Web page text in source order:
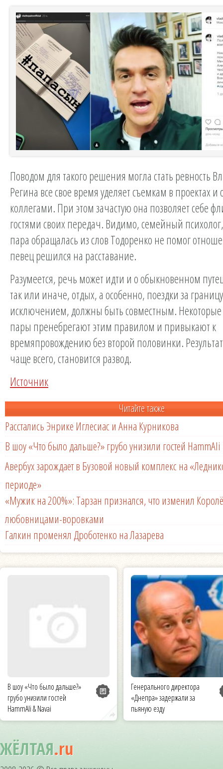
Поводом для такого решения могла стать ревность
Регина все свое время уделяет съемкам в проектах
коллегами. При этом зачастую она позволяет себе
гостями своих передач. Видимо, семейный
пара обращалась из слов Тодоренко не помог
певец решился на расставание.
Разумеется, речь может идти и о обыкновенном
так или иначе, отдых, а особенно, поездки за
исключением, должны быть совместным.
пары пренебрегают этим правилом и привыкают к
времяпровождению без второй половинки.
чаще всего, становится развод.
Источник
Читайте также
Расстались Энрике Иглесиас и Анна Курникова
В шоу «Что было дальше?» грубо унизили гостей HammAli
Авербух зарождает в Бузовой новый комплекс на
периоде»
«Мужик на 200%»: Тарзан признался, что изменил
любовницами-воровками
Галкин променял Дроботенко на Лазарева
В шоу «Что было дальше?»
грубо унизили гостей
HammAli & Navai
Генерального директора
«Днепра» задержали за
пьяную езду
ЖЁЛТАЯ.ru